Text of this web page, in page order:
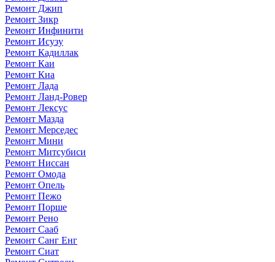
Ремонт Джип
Ремонт Зикр
Ремонт Инфинити
Ремонт Исузу
Ремонт Кадиллак
Ремонт Каи
Ремонт Киа
Ремонт Лада
Ремонт Ланд-Ровер
Ремонт Лексус
Ремонт Мазда
Ремонт Мерседес
Ремонт Мини
Ремонт Митсубиси
Ремонт Ниссан
Ремонт Омода
Ремонт Опель
Ремонт Пежо
Ремонт Порше
Ремонт Рено
Ремонт Сааб
Ремонт Санг Енг
Ремонт Сиат